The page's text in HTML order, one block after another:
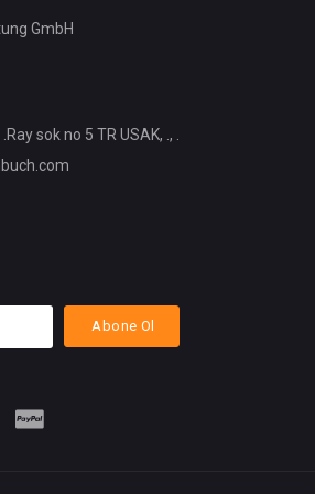
GmbH
sok no 5 TR USAK, ., .
Abone Ol